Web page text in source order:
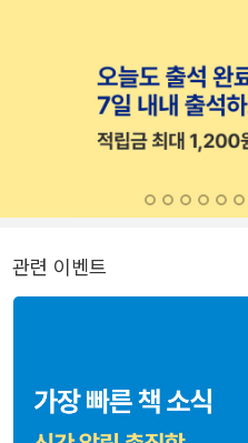
관련 이벤트